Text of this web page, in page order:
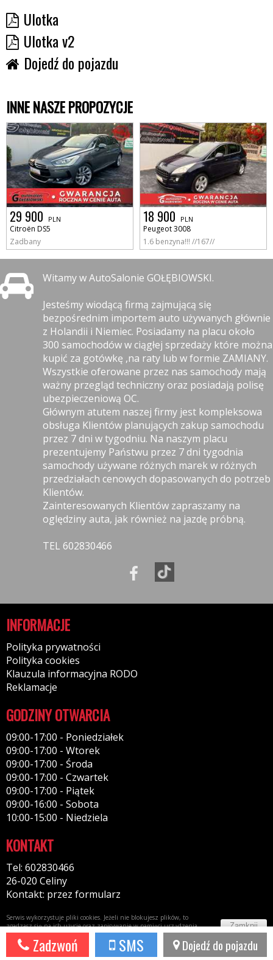
Zadzwoń SMS Dojedź do pojazdu
Ulotka
Ulotka v2
Dojedź do pojazdu
INNE NASZE PROPOZYCJE
29 900 PLN
Citroën DS5
Zadbany
18 900 PLN
Peugeot 3008
1.6 benzyna!!! //167//
Witamy w AutoSalonie GOŁĘBIOWSKI.
Jesteśmy wiodącą firmą zajmującą się
bezpośrednim importem auto używanych głównie
z Holandii i Niemiec. Posiadamy na placu około
300 samochodów w ciągłej sprzedaży które można
kupić za gotówkę ,na raty lub w formie ZAMIANY.
Wszystkie oferowane przez nas samochody mają
ważny przegląd techniczny oraz posiadają polisę
ubezpieczeniową OC.
Głównym atutem naszej firmy jest kompleksowa
obsługa Klientów planujących zakup samochodu
przez 7 dni w tygodniu. Na naszym placu
prezentujemy Państwu przez 7 dni tygodnia
samochody używane różnych marek w różnych
przedziałach cenowych dopasowanych do potrzeb
Klientów.
Zainteresowanych Klientów zapraszamy na
oględziny auta, jak również na jazdę próbną.
TEL 602830466
INFORMACJE
Polityka prywatności
Polityka cookies
Klauzula informacyjna RODO
Reklamacje
GODZINY OTWARCIA
09:00-17:00 - Poniedziałek
09:00-17:00 - Wtorek
09:00-17:00 - Środa
09:00-17:00 - Czwartek
09:00-17:00 - Piątek
09:00-16:00 - Sobota
10:00-15:00 - Niedziela
KONTAKT
Tel: 602830466
26-020 Celiny
Kontakt: przez formularz
Serwis wykorzystuje pliki cookies. Jeżeli nie blokujesz plików, to
zgadzasz się na ich użycie oraz zapisywanie w pamięci urządzenia.
Więcej informacji wpolityce prywatności
Zamknij
Potrzebujesz taki portal? Napisz do nas! 44fox.com